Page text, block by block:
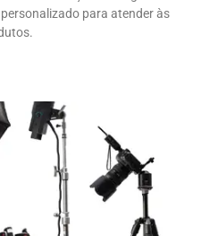
para atender às